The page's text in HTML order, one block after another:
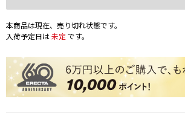
本商品は現在、売り切れ状態です。
入荷予定日は未定 です。